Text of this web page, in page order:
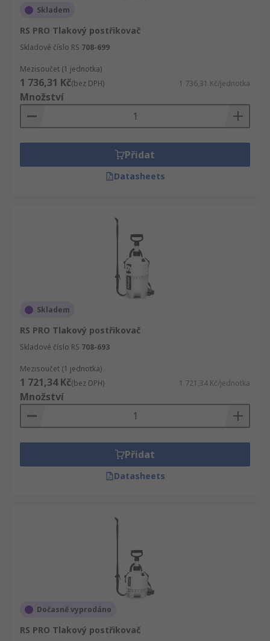
Skladem
RS PRO Tlakový postřikovač
Skladové číslo RS 708-699
Mezisoučet (1 jednotka)
1 736,31 Kč(bez DPH) 1 736,31 Kč/jednotka
Množství
Přidat
Datasheets
Skladem
RS PRO Tlakový postřikovač
Skladové číslo RS 708-693
Mezisoučet (1 jednotka)
1 721,34 Kč(bez DPH) 1 721,34 Kč/jednotka
Množství
Přidat
Datasheets
Dočasně vyprodáno
RS PRO Tlakový postřikovač